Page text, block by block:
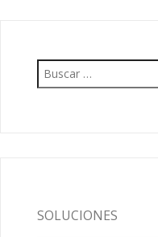
SOLUCIONES